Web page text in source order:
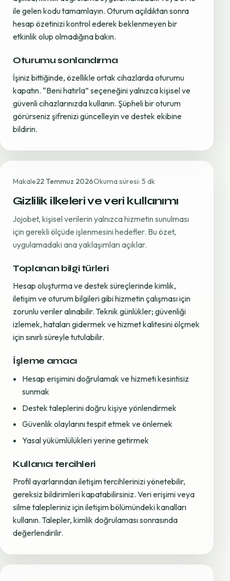
ile gelen kodu tamamlayın. Oturum açıldıktan sonra
hesap özetinizi kontrol ederek beklenmeyen bir
etkinlik olup olmadığına bakın.
Oturumu sonlandırma
İşiniz bittiğinde, özellikle ortak cihazlarda oturumu
kapatın. “Beni hatırla” seçeneğini yalnızca kişisel ve
güvenli cihazlarınızda kullanın. Şüpheli bir oturum
görürseniz şifrenizi güncelleyin ve destek ekibine
bildirin.
Makale22 Temmuz 2026Okuma süresi: 5 dk
Gizlilik ilkeleri ve veri kullanımı
Jojobet, kişisel verilerin yalnızca hizmetin sunulması
için gerekli ölçüde işlenmesini hedefler. Bu özet,
uygulamadaki ana yaklaşımları açıklar.
Toplanan bilgi türleri
Hesap oluşturma ve destek süreçlerinde kimlik,
iletişim ve oturum bilgileri gibi hizmetin çalışması için
zorunlu veriler alınabilir. Teknik günlükler; güvenliği
izlemek, hataları gidermek ve hizmet kalitesini ölçmek
için sınırlı süreyle tutulabilir.
İşleme amacı
Hesap erişimini doğrulamak ve hizmeti kesintisiz
sunmak
Destek taleplerini doğru kişiye yönlendirmek
Güvenlik olaylarını tespit etmek ve önlemek
Yasal yükümlülükleri yerine getirmek
Kullanıcı tercihleri
Profil ayarlarından iletişim tercihlerinizi yönetebilir,
gereksiz bildirimleri kapatabilirsiniz. Veri erişimi veya
silme talepleriniz için iletişim bölümündeki kanalları
kullanın. Talepler, kimlik doğrulaması sonrasında
değerlendirilir.